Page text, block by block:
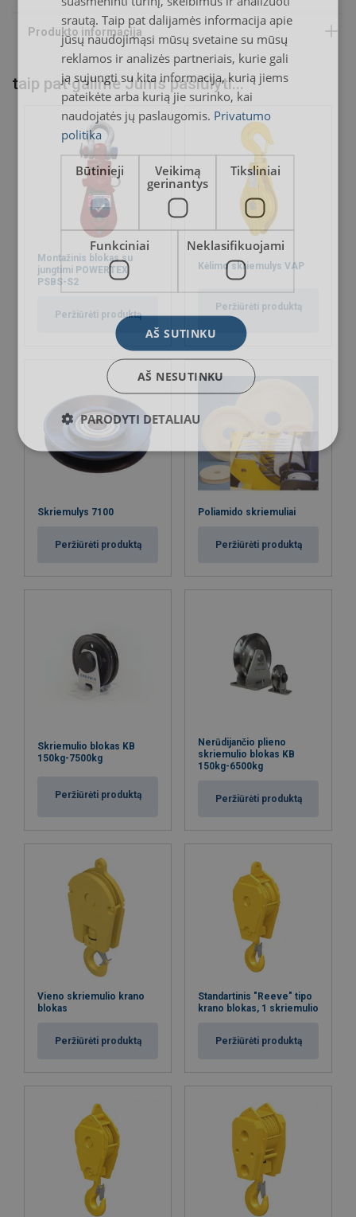
taip pat galime Jums pasiūlyti...
Montažinis blokas su
jungtimi POWERTEX
PSBS-S2
Peržiūrėti produktą
Kėlimo skriemulys VAP
Peržiūrėti produktą
Skriemulys 7100
Peržiūrėti produktą
Poliamido skriemuliai
Peržiūrėti produktą
Skriemulio blokas KB
150kg-7500kg
Peržiūrėti produktą
Nerūdijančio plieno
skriemulio blokas KB
150kg-6500kg
Peržiūrėti produktą
Vieno skriemulio krano
blokas
Peržiūrėti produktą
Standartinis "Reeve" tipo
krano blokas, 1 skriemulio
Peržiūrėti produktą
ENGLISH TRANSLATION
srautą. Taip pat dalijamės informacija apie
jūsų naudojimąsi mūsų svetaine su mūsų
reklamos ir analizės partneriais, kurie gali
ją sujungti su kita informacija, kurią jiems
pateikėte arba kurią jie surinko, kai
naudojatės jų paslaugomis. Privatumo
politika
Būtinieji
Veikimą
gerinantys
Tiksliniai
Funkciniai Neklasifikuojami
AŠ SUTINKU
AŠ NESUTINKU
PARODYTI DETALIAU